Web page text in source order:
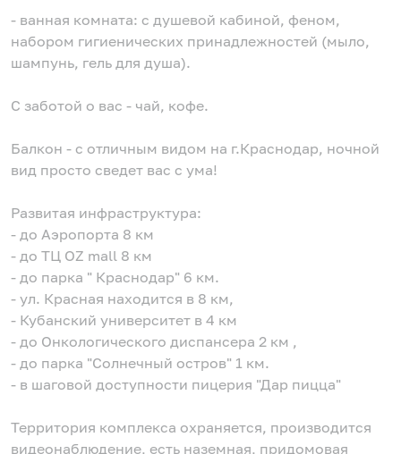
- ванная комната: с душевой кабиной, феном,
набором гигиенических принадлежностей (мыло,
шампунь, гель для душа).
С заботой о вас - чай, кофе.
Балкон - с отличным видом на г.Краснодар, ночной
вид просто сведет вас с ума!
Развитая инфраструктура:
- до Аэропорта 8 км
- до ТЦ OZ mall 8 км
- до парка " Краснодар" 6 км.
- ул. Красная находится в 8 км,
- Кубанский университет в 4 км
- до Онкологического диспансера 2 км ,
- до парка "Солнечный остров" 1 км.
- в шаговой доступности пицерия "Дар пицца"
Территория комплекса охраняется, производится
видеонаблюдение, есть наземная, придомовая